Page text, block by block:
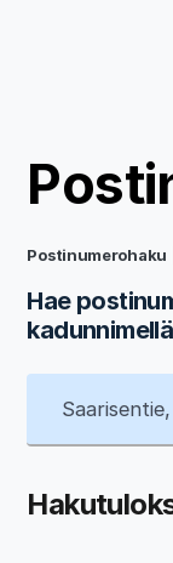
Postinumerohaku
Hae
kadunnimellä